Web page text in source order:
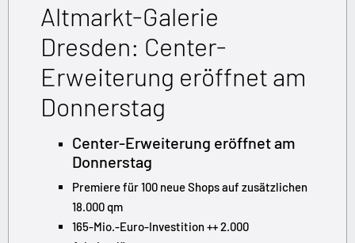
Altmarkt-Galerie
Dresden: Center-
Erweiterung eröffnet am
Donnerstag
Center-Erweiterung eröffnet am
Donnerstag
Premiere für 100 neue Shops auf zusätzlichen
18.000 qm
165-Mio.-Euro-Investition ++ 2.000